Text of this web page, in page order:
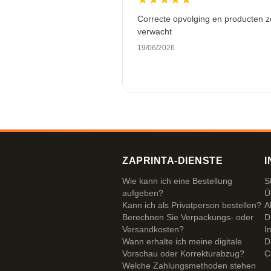
Correcte opvolging en producten
verwacht
19/06/2026
ZAPRINTA-DIENSTE
Wie kann ich eine Bestellung
aufgeben?
Kann ich als Privatperson bestellen?
Berechnen Sie Verpackungs- oder
Versandkosten?
Wann erhalte ich meine digitale
Vorschau oder Korrekturabzug?
Welche Zahlungsmethoden stehen